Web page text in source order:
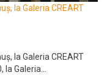
la Galeria CREART
la Galeria CREART
Galeria...